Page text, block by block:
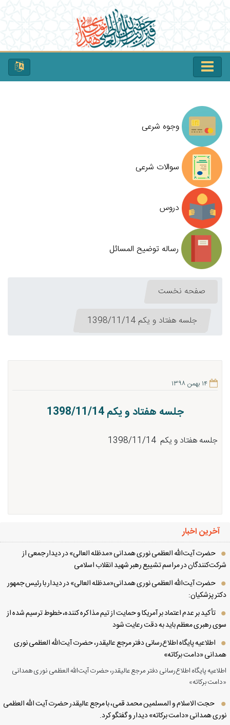
وجوه شرعی
سوالات شرعی
دروس
رساله توضیح المسائل
صفحه نخست
جلسه هفتاد و یکم 1398/11/14
۱۴ بهمن ۱۳۹۸
جلسه هفتاد و یکم 1398/11/14
جلسه هفتاد و یکم 1398/11/14
آخرین اخبار
حضرت آیت‌الله العظمی نوری همدانی «مدظله العالی» در دیدار جمعی از
در مراسم تشییع رهبر شهید انقلاب اسلامی
حضرت آیت‌الله العظمی نوری همدانی«مدظله العالی» در دیدار با رئیس جمهور
پزشکیان:
تأکید بر عدم اعتماد بر آمریکا و حمایت از تیم مذاکره کننده، خطوط ترسیم شده از
رهبری معظم باید به دقت رعایت شود
اطلاعیه پایگاه اطلاع‌رسانی دفتر مرجع عالیقدر، حضرت آیت‌الله العظمی نوری
«دامت برکاته»
پایگاه اطلاع‌رسانی دفتر مرجع عالیقدر، حضرت آیت‌الله العظمی نوری همدانی
برکاته»
حجت الاسلام و المسلمین محمد قمی، با مرجع عالیقدر حضرت آیت الله العظمی
همدانی «دامت برکاته» دیدار و گفتگو کرد.